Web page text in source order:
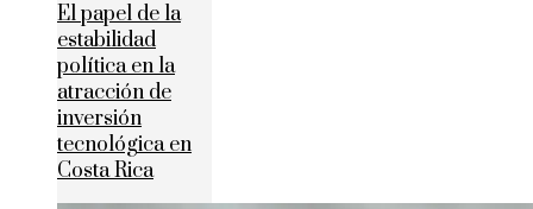
El papel de la
estabilidad
política en la
atracción de
inversión
tecnológica en
Costa Rica